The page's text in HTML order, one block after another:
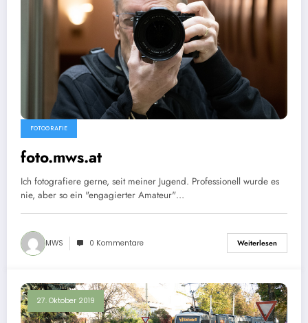
FOTOGRAFIE
foto.mws.at
Ich fotografiere gerne, seit meiner Jugend. Professionell wurde es
nie, aber so ein "engagierter Amateur"…
MWS 0 Kommentare Weiterlesen
27. Oktober 2019